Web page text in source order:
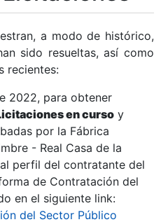
a modo de histórico,
sido resueltas, así como
recientes:
2022, para obtener
en curso y
por la Fábrica
- Real Casa de la
perfil del contratante del
de Contratación del
en el siguiente link:
del Sector Público